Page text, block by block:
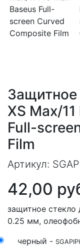
Защитное
XS Max/
Full-
Film
Артикул:
42,00
защитное стекло
0.25 мм,
черный -